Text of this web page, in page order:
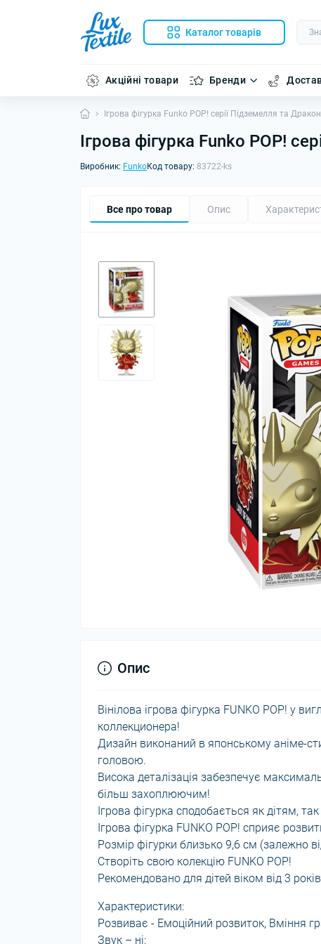
Каталог товарів
Акційні товари Бренди
Ігрова фігурка Funko POP! серії Підземелля та
Ігрова фігурка Funko POP!
Виробник: FunkoКод товару: 83722-ks
Все про товар Опис
Опис
Вінілова ігрова фігурка FUNKO POP! у
коллекционера!
Дизайн виконаний в японському аніме-
головою.
Висока деталізація забезпечує
більш захоплюючим!
Ігрова фігурка сподобається як дітям,
Ігрова фігурка FUNKO POP! сприяє
Розмір фігурки близько 9,6 см (залежно
Створіть свою колекцію FUNKO POP!
Рекомендовано для дітей віком від 3
Характеристики:
Розвиває - Емоційний розвиток, Вміння
Звук – ні;